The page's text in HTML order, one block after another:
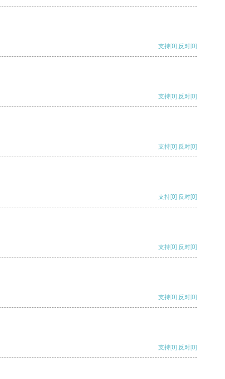
支持[0] 反对[0]
支持[0] 反对[0]
支持[0] 反对[0]
支持[0] 反对[0]
支持[0] 反对[0]
支持[0] 反对[0]
支持[0] 反对[0]